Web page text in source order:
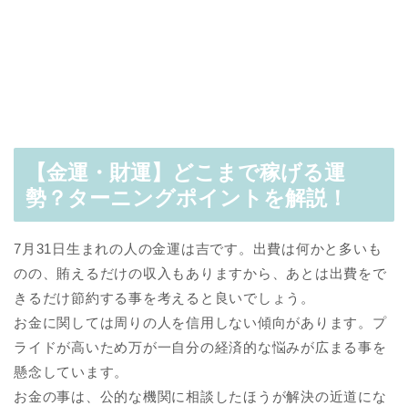
【金運・財運】どこまで稼げる運
勢？ターニングポイントを解説！
7月31日生まれの人の金運は吉です。出費は何かと多いも
のの、賄えるだけの収入もありますから、あとは出費をで
きるだけ節約する事を考えると良いでしょう。
お金に関しては周りの人を信用しない傾向があります。プ
ライドが高いため万が一自分の経済的な悩みが広まる事を
懸念しています。
お金の事は、公的な機関に相談したほうが解決の近道にな